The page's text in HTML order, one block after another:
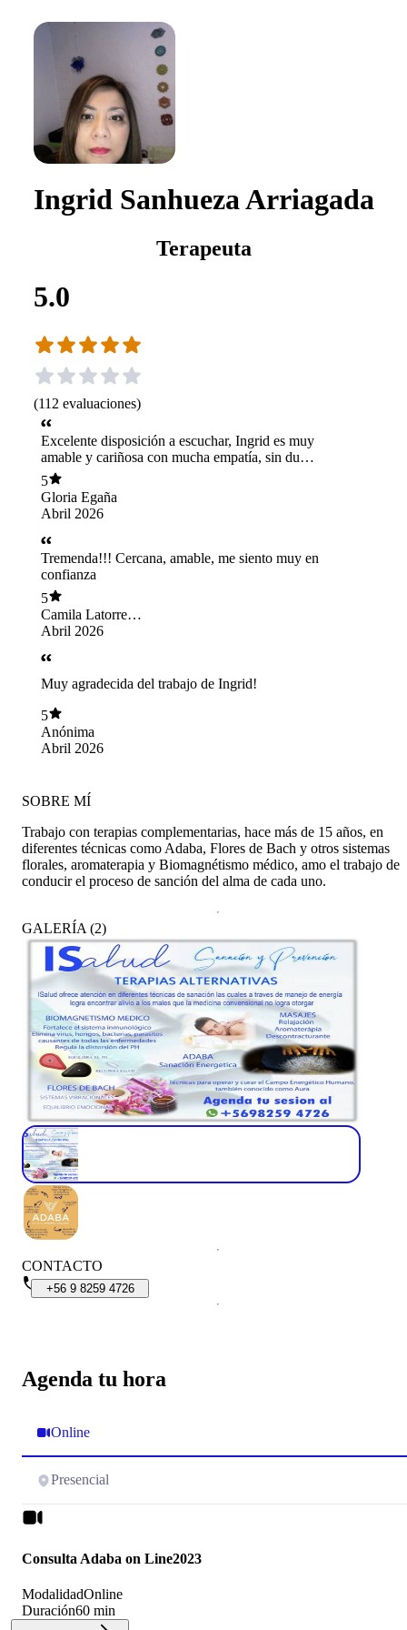
Ingrid Sanhueza Arriagada
Terapeuta
5.0
(112 evaluaciones)
Excelente disposición a escuchar, Ingrid es muy
amable y cariñosa con mucha empatía, sin duda
la recomiendo.
5
Gloria Egaña
Abril 2026
Tremenda!!! Cercana, amable, me siento muy en
confianza
5
Camila Latorre
Rojas
Abril 2026
Muy agradecida del trabajo de Ingrid!
5
Anónima
Abril 2026
Agenda tu hora
Online
Presencial
Consulta Adaba on Line2023
ModalidadOnline
Duración60 min
SOBRE MÍ
Trabajo con terapias complementarias, hace más de 15 años, en
diferentes técnicas como Adaba, Flores de Bach y otros sistemas
florales, aromaterapia y Biomagnétismo médico, amo el trabajo de
conducir el proceso de sanción del alma de cada uno.
GALERÍA (2)
CONTACTO
+56 9 8259 4726